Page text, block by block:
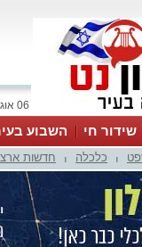
06 אוגוסט 2026 / 10:07
שידור חי השבוע
כלכלה חדשות